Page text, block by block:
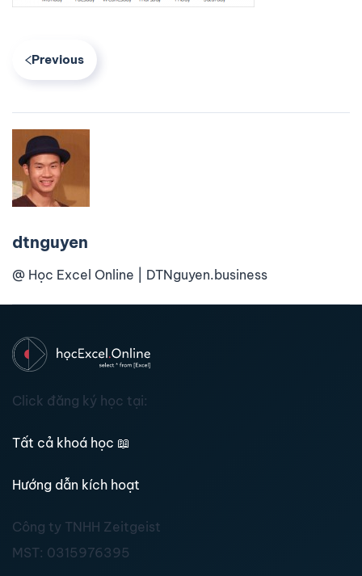
Previous
dtnguyen
@ Học Excel Online | DTNguyen.business
Click đăng ký học tại:
Tất cả khoá học 📖
Hướng dẫn kích hoạt
Công ty TNHH Zeitgeist
MST: 0315976395